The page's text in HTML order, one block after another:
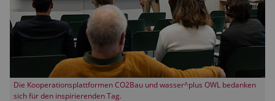
Die Kooperationsplattformen CO2Bau und wasser^plus OWL bedanken
sich für den inspirierenden Tag.